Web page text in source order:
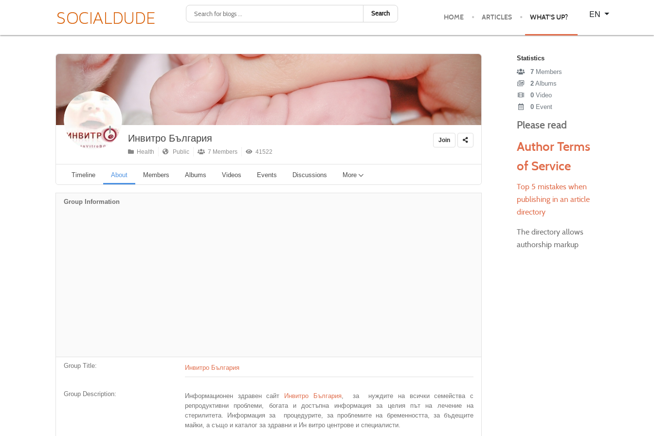
Search HOME ARTICLES WHAT'S UP?
Select your language
EN
Инвитро България
Health Public 7 Members 41522
Join
Timeline About Members Albums Videos Events Discussions More
Group Information
Group Title: Инвитро България
Group Description: Информационен здравен сайт Инвитро България, за нуждите на всички семейства с
репродуктивни проблеми, богата и достъпна информация за целия път на лечение на
стерилитета. Информация за процедурите, за проблемите на бременността, за бъдещите
майки, а също и каталог за здравни и Ин витро центрове и специалисти.
Statistics
7 Members
2 Albums
0 Video
0 Event
Please read
Author Terms
of Service
Top 5 mistakes when
publishing in an article
directory
The directory allows
authorship markup